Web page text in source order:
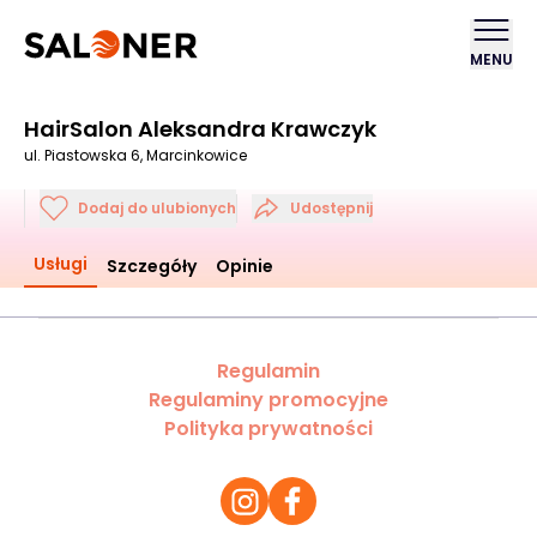
MENU
HairSalon Aleksandra Krawczyk
ul. Piastowska 6, Marcinkowice
Dodaj do ulubionych Udostępnij
Usługi Szczegóły Opinie
Regulamin
Regulaminy promocyjne
Polityka prywatności